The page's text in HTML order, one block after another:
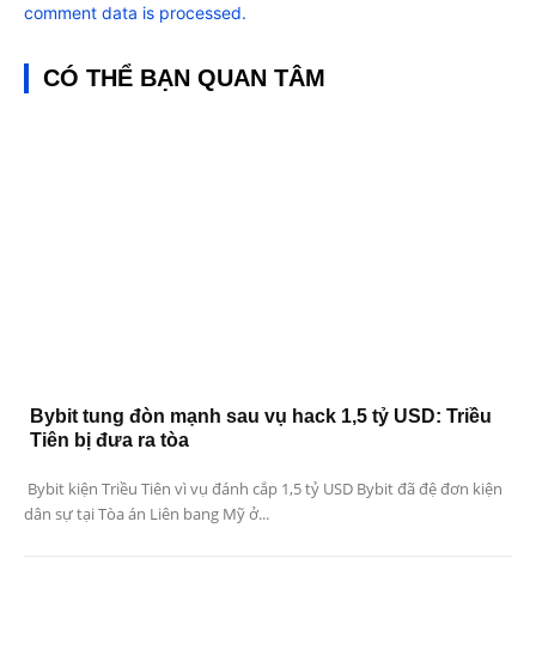
comment data is processed.
CÓ THỂ BẠN QUAN TÂM
Bybit tung đòn mạnh sau vụ hack 1,5 tỷ USD: Triều
Tiên bị đưa ra tòa
Bybit kiện Triều Tiên vì vụ đánh cắp 1,5 tỷ USD Bybit đã đệ đơn kiện
dân sự tại Tòa án Liên bang Mỹ ở...